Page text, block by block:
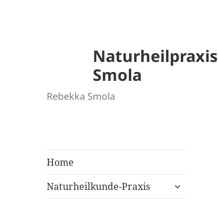
Naturheilpraxis
Smola
Rebekka Smola
Home
Naturheilkunde-Praxis
untermenü